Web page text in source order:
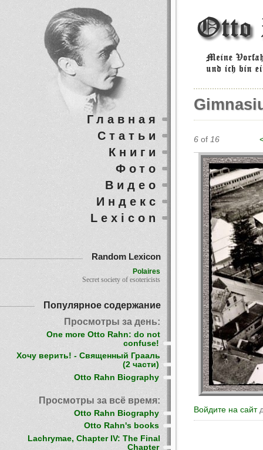
6 of 16
Войдите на сайт
Главная
Статьи
Книги
Фото
Видео
Индекс
Lexicon
Random Lexicon
Polaires
Secret society of esotericists
Популярное содержание
Просмотры за день:
One more Otto Rahn: do not
confuse!
Хочу верить! - Священный Грааль
(2 части)
Otto Rahn Biography
Просмотры за всё время:
Otto Rahn Biography
Otto Rahn's books
Lachrymae, Chapter IV: The Final
Chapter